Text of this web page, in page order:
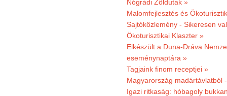
Nógrádi Zöldutak »
Malomfejlesztés és
Sajtóközlemény - Sikeresen
Ökoturisztikai Klaszter »
Elkészült a Duna-Dráva
eseménynaptára »
Tagjaink finom receptjei »
Magyarország madártávlatból
Igazi ritkaság: hóbagoly